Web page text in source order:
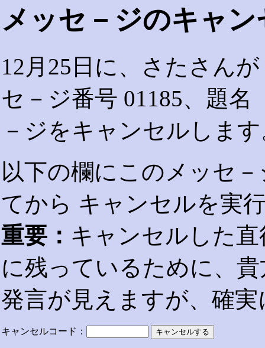
メッセ－ジのキャ
12月25日に、さたさん
セ－ジ番号 01185、題
－ジをキャンセルしま
以下の欄にこのメッセ
てから キャンセルを実
重要： キャンセルした
に残っているために、
発言が見えますが、確
キャンセルコード：